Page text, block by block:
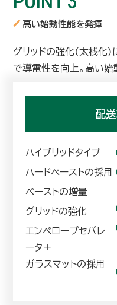
高い始動性能を発揮
グリッドの強化(太桟化)
で導電性を向上。高い始
配
ハイブリッドタイプ
ハードペーストの採用
ペーストの増量
グリッドの強化
エンペロープセパレ
ータ＋
ガラスマットの採用